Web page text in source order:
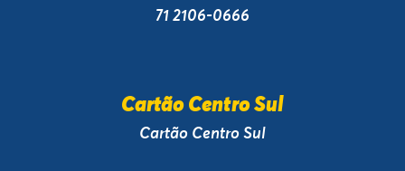
71 2106-0666
Cartão Centro Sul
Cartão Centro Sul